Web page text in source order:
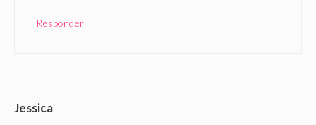
Responder
Jessica